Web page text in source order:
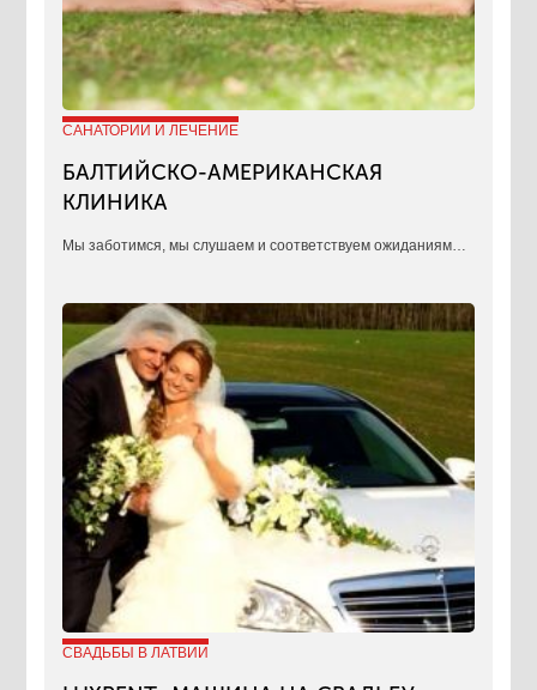
САНАТОРИИ И ЛЕЧЕНИЕ
БАЛТИЙСКО-АМЕРИКАНСКАЯ
КЛИНИКА
​Мы заботимся, мы слушаем и соответствуем ожиданиям…
СВАДЬБЫ В ЛАТВИИ